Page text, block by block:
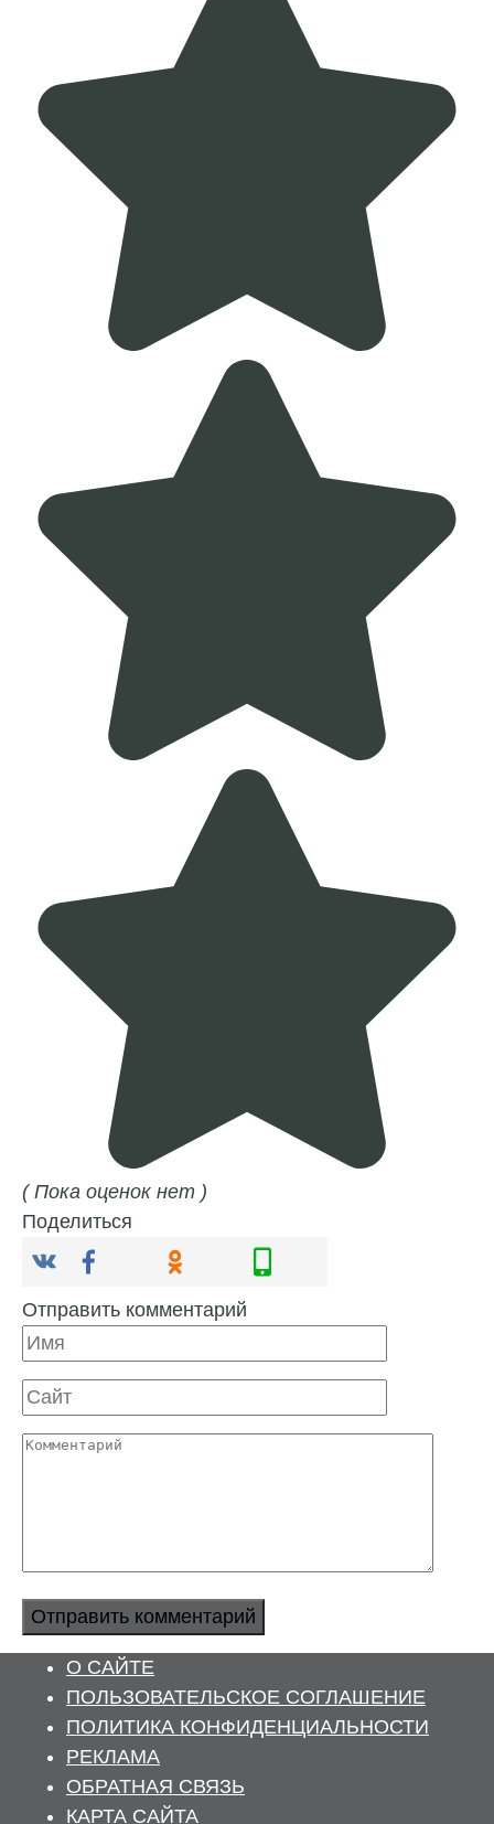
( Пока оценок нет )
Поделиться
Отправить комментарий
Имя
Сайт
Комментарий
О САЙТЕ
ПОЛЬЗОВАТЕЛЬСКОЕ СОГЛАШЕНИЕ
ПОЛИТИКА КОНФИДЕНЦИАЛЬНОСТИ
РЕКЛАМА
ОБРАТНАЯ СВЯЗЬ
КАРТА САЙТА